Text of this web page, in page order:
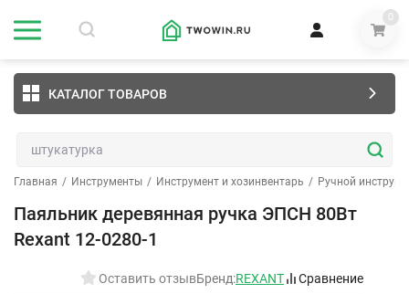
0
КАТАЛОГ ТОВАРОВ
Главная / Инструменты / Инструмент и хозинвентарь / Ручной
Паяльник деревянная ручка ЭПСН 80Вт
Rexant 12-0280-1
Оставить отзывБренд:REXANT Сравнение